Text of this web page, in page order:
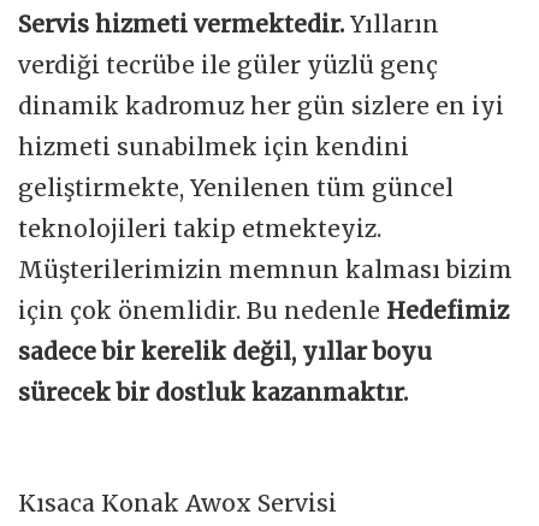
Servis hizmeti vermektedir. Yılların
verdiği tecrübe ile güler yüzlü genç
dinamik kadromuz her gün sizlere en iyi
hizmeti sunabilmek için kendini
geliştirmekte, Yenilenen tüm güncel
teknolojileri takip etmekteyiz.
Müşterilerimizin memnun kalması bizim
için çok önemlidir. Bu nedenle Hedefimiz
sadece bir kerelik değil, yıllar boyu
sürecek bir dostluk kazanmaktır.
Kısaca Konak Awox Servisi